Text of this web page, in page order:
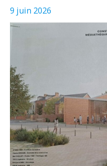
9 juin 2026